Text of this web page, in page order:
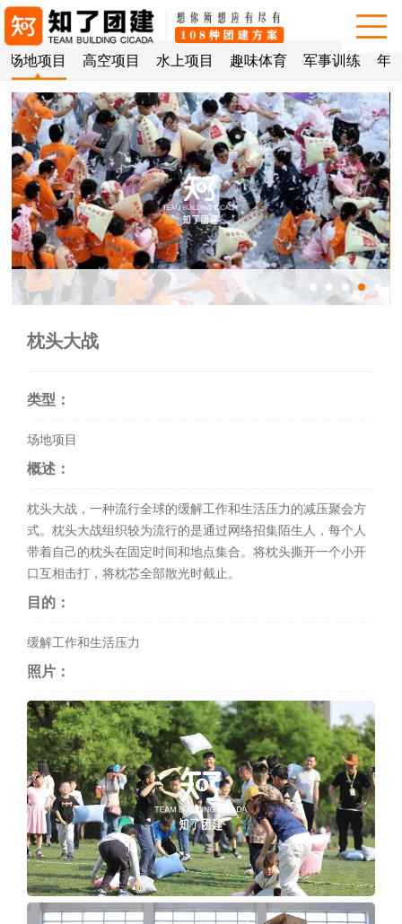
场地项目 高空项目 水上项目 趣味体育 军事训练 年
枕头大战
类型：
场地项目
概述：
枕头大战，一种流行全球的缓解工作和生活压力的减压聚会方
式。枕头大战组织较为流行的是通过网络招集陌生人，每个人
带着自己的枕头在固定时间和地点集合。将枕头撕开一个小开
口互相击打，将枕芯全部散光时截止。
目的：
缓解工作和生活压力
照片：